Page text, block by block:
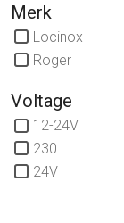
Merk
Locinox
Roger
Voltage
12-24V
230
24V